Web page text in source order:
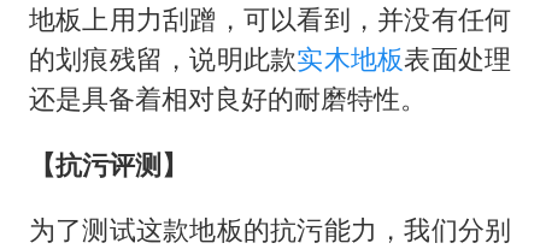
地板上用力刮蹭，可以看到，并没有任何
的划痕残留，说明此款实木地板表面处理
还是具备着相对良好的耐磨特性。
【抗污评测】
为了测试这款地板的抗污能力，我们分别